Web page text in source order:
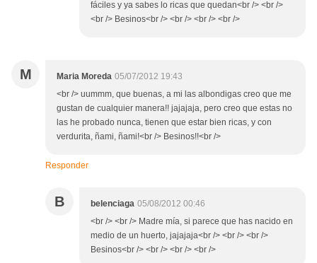
fáciles y ya sabes lo ricas que quedan<br /> <br />
<br /> Besinos<br /> <br /> <br /> <br />
M Maria Moreda 05/07/2012 19:43
<br /> uummm, que buenas, a mi las albondigas creo que me
gustan de cualquier manera!! jajajaja, pero creo que estas no
las he probado nunca, tienen que estar bien ricas, y con
verdurita, ñami, ñami!<br /> Besinos!!<br />
Responder
B belenciaga 05/08/2012 00:46
<br /> <br /> Madre mía, si parece que has nacido en
medio de un huerto, jajajaja<br /> <br /> <br />
Besinos<br /> <br /> <br /> <br />